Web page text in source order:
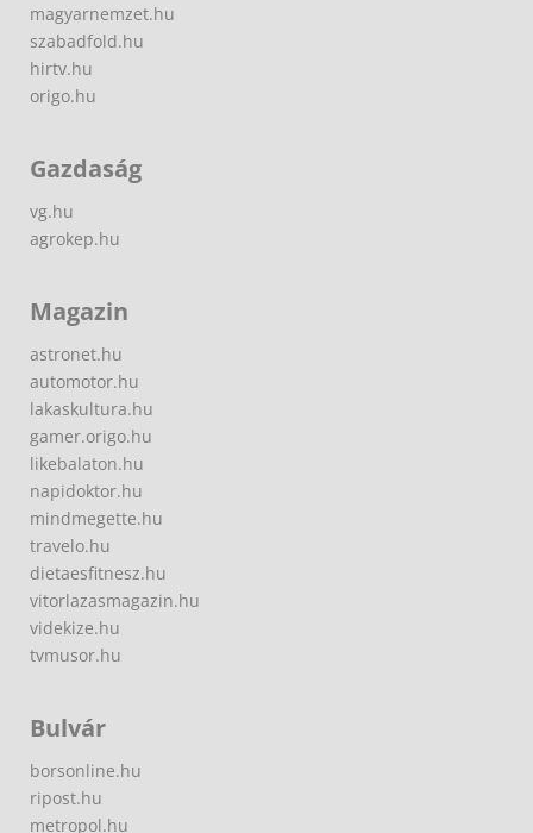
magyarnemzet.hu
szabadfold.hu
hirtv.hu
origo.hu
Gazdaság
vg.hu
agrokep.hu
Magazin
astronet.hu
automotor.hu
lakaskultura.hu
gamer.origo.hu
likebalaton.hu
napidoktor.hu
mindmegette.hu
travelo.hu
dietaesfitnesz.hu
vitorlazasmagazin.hu
videkize.hu
tvmusor.hu
Bulvár
borsonline.hu
ripost.hu
metropol.hu